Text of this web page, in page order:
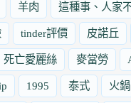
羊肉 這種事、人家
tinder評價 皮諾丘
死亡愛麗絲 麥當勞
1995 泰式 火鍋